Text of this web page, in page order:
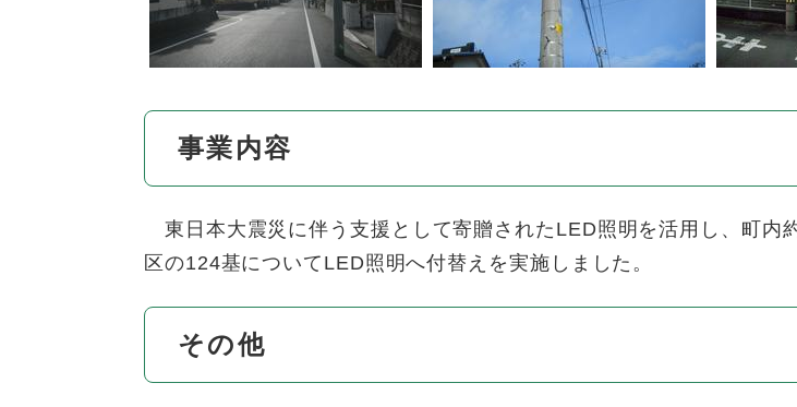
事業内容
東日本大震災に伴う支援として寄贈されたLED照明を活用し、町内
区の124基についてLED照明へ付替えを実施しました。
その他